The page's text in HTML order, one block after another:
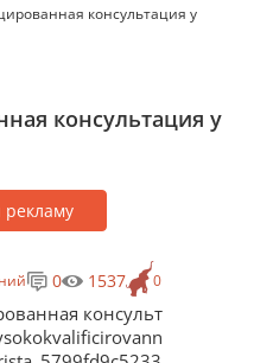
консультация у
консультация у
рекламу
0
0 1537